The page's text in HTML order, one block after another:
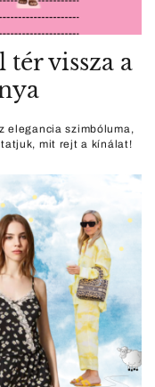
tér vissza a
elegancia szimbóluma,
mit rejt a kínálat!